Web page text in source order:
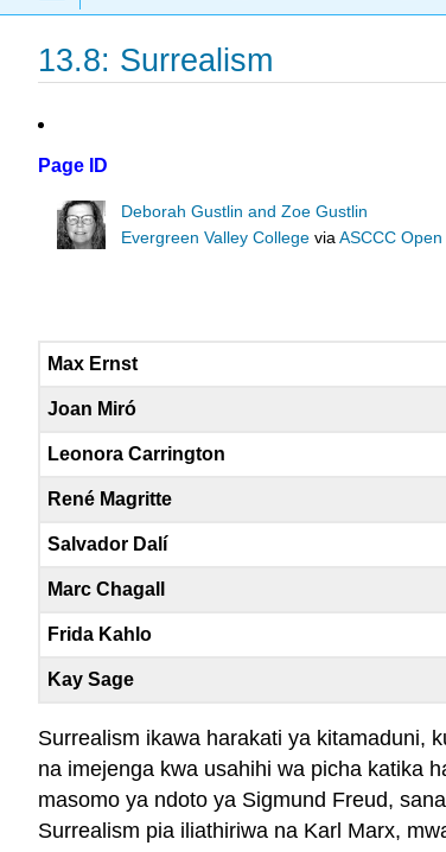
13.8: Surrealism
Page ID
Deborah Gustlin and Zoe Gustlin
Evergreen Valley College viaASCCC
Max Ernst
Joan Miró
Leonora Carrington
René Magritte
Salvador Dalí
Marc Chagall
Frida Kahlo
Kay Sage
Surrealism ikawa harakati ya kitamaduni,
na imejenga kwa usahihi wa picha katika
masomo ya ndoto ya Sigmund Freud,
Surrealism pia iliathiriwa na Karl Marx,